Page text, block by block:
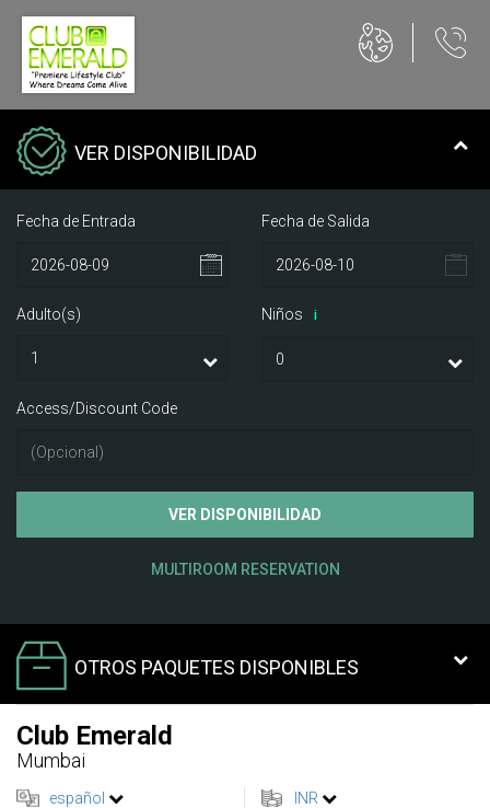
VER DISPONIBILIDAD
Fecha de Entrada Fecha de Salida
Adulto(s) Niños i
Access/Discount Code
VER DISPONIBILIDAD
MULTIROOM RESERVATION
OTROS PAQUETES DISPONIBLES
Club Emerald
Mumbai
español INR